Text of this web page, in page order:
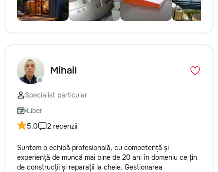
Mihail
Specialist particular
Liber
5,0
2 recenzii
Suntem o echipă profesională, cu competență și
experiență de muncă mai bine de 20 ani în domeniu ce țin
de construcții și reparații la cheie. Gestionarea